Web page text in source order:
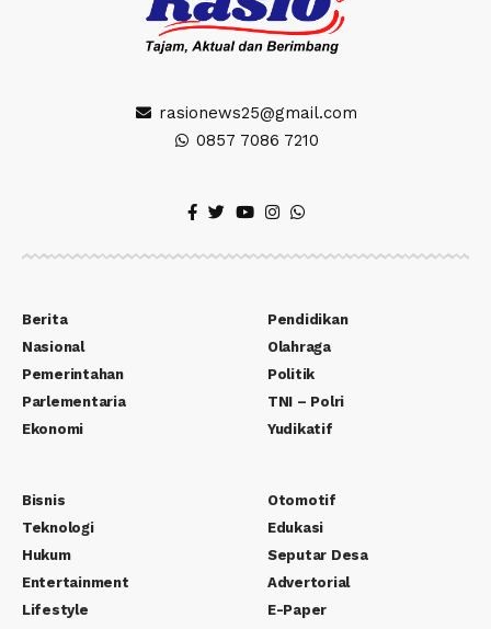
rasionews25@gmail.com
0857 7086 7210
Berita
Nasional
Pemerintahan
Parlementaria
Ekonomi
Pendidikan
Olahraga
Politik
TNI – Polri
Yudikatif
Bisnis
Teknologi
Hukum
Entertainment
Lifestyle
Otomotif
Edukasi
Seputar Desa
Advertorial
E-Paper